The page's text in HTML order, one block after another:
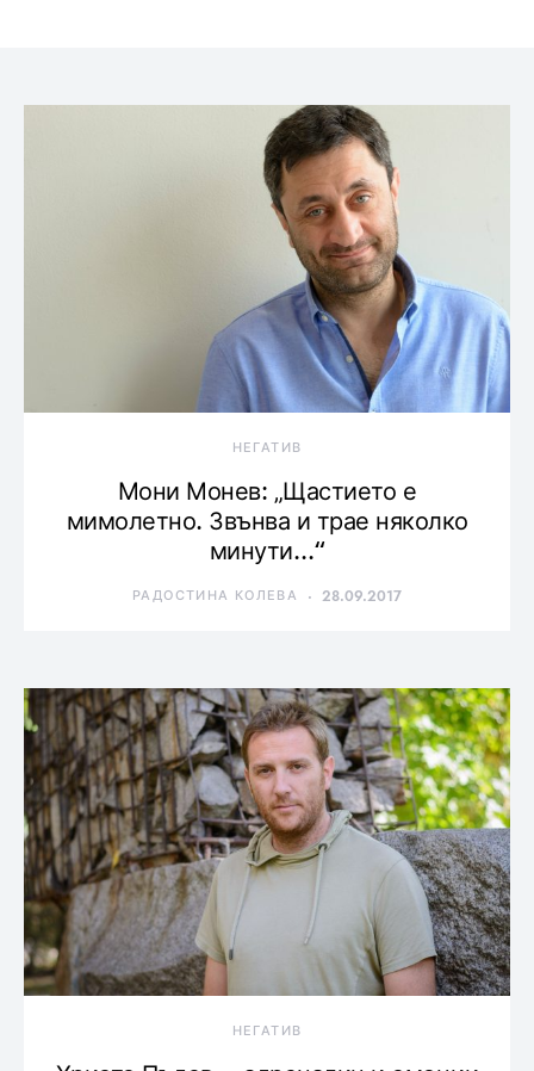
НЕГАТИВ
Мони Монев: „Щастието е
мимолетно. Звънва и трае няколко
минути…“
РАДОСТИНА КОЛЕВА 28.09.2017
НЕГАТИВ